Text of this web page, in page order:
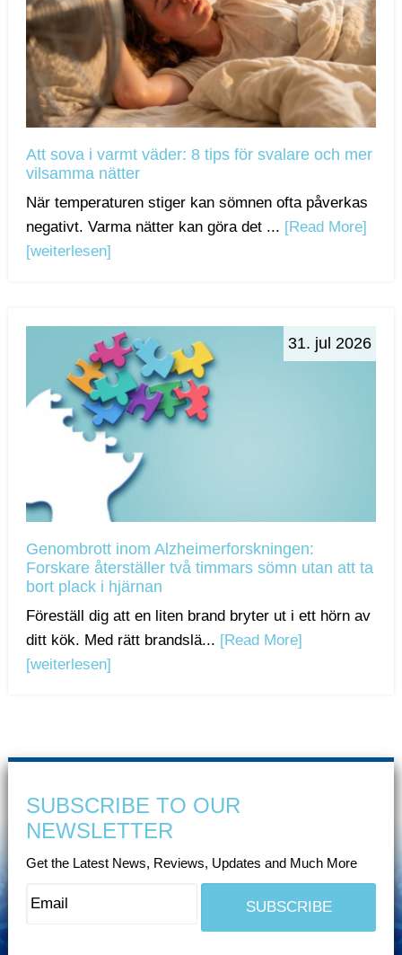
Att sova i varmt väder: 8 tips för svalare och mer
vilsamma nätter
När temperaturen stiger kan sömnen ofta påverkas
negativt. Varma nätter kan göra det ... [Read More]
[weiterlesen]
31. jul 2026
Genombrott inom Alzheimerforskningen:
Forskare återställer två timmars sömn utan att ta
bort plack i hjärnan
Föreställ dig att en liten brand bryter ut i ett hörn av
ditt kök. Med rätt brandslä... [Read More]
[weiterlesen]
SUBSCRIBE TO OUR
NEWSLETTER
Get the Latest News, Reviews, Updates and Much More